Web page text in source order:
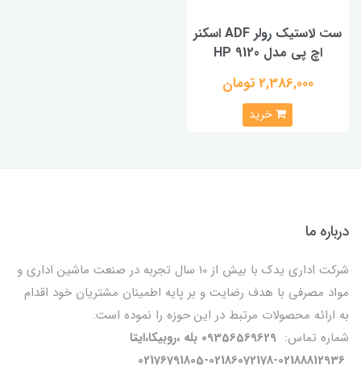
ست لاستیک رولر ADF اسکنر
اچ پی مدل HP 9120
2,386,000 تومان
خرید
درباره ما
شرکت اداری یدک با بیش از 10 سال تجربه در صنعت ماشین اداری و
مواد مصرفی با هدف رضایت و بر پایه اطمینان مشتریان خود اقدام
به ارائه محصولات مرتبط در این حوزه را نموده است.
شماره تماس: 09356569629 بله ،روبیکا،ایتا
02176791805-02186072178-02188812936